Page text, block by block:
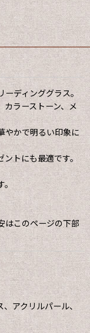
ーディンググラス。
ラーストーン、メ
やかで明るい印象に
ントにも最適です。
。
はこのページの下部
、アクリルパール、